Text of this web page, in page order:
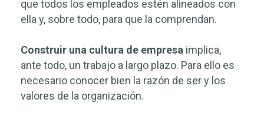
que todos los empleados estén alineados con
ella y, sobre todo, para que la comprendan.
Construir una cultura de empresa implica,
ante todo, un trabajo a largo plazo. Para ello es
necesario conocer bien la razón de ser y los
valores de la organización.